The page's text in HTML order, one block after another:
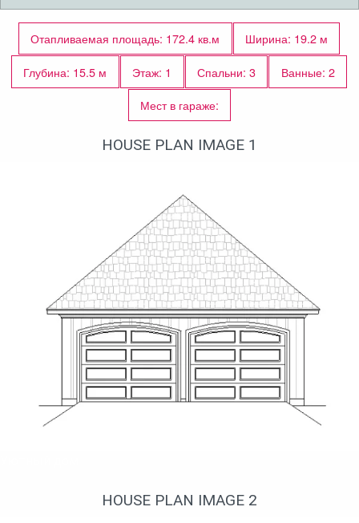
Отапливаемая площадь: 172.4 кв.м
Ширина: 19.2 м
Глубина: 15.5 м
Этаж: 1 Спальни: 3
Ванные: 2
Мест в гараже:
HOUSE PLAN IMAGE 1
HOUSE PLAN IMAGE 2